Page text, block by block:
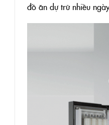
đồ ăn dự trữ nhiều